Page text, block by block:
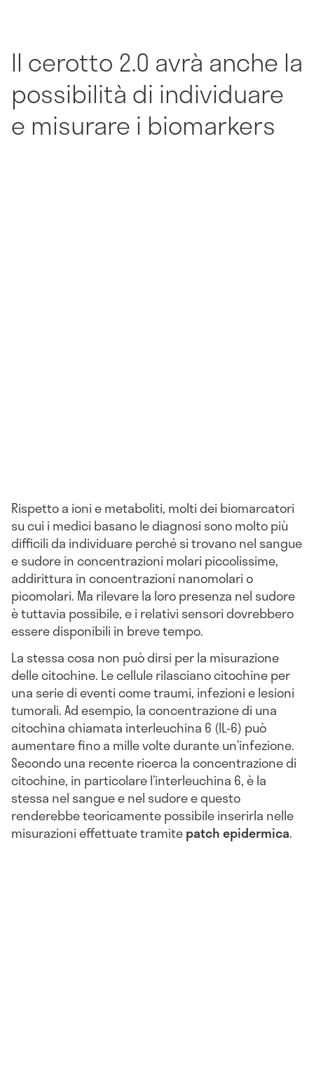
Il cerotto 2.0 avrà anche la
possibilità di individuare
e misurare i biomarkers
Rispetto a ioni e metaboliti, molti dei biomarcatori
su cui i medici basano le diagnosi sono molto più
difficili da individuare perché si trovano nel sangue
e sudore in concentrazioni molari piccolissime,
addirittura in concentrazioni nanomolari o
picomolari. Ma rilevare la loro presenza nel sudore
è tuttavia possibile, e i relativi sensori dovrebbero
essere disponibili in breve tempo.
La stessa cosa non può dirsi per la misurazione
delle citochine. Le cellule rilasciano citochine per
una serie di eventi come traumi, infezioni e lesioni
tumorali. Ad esempio, la concentrazione di una
citochina chiamata interleuchina 6 (IL-6) può
aumentare fino a mille volte durante un’infezione.
Secondo una recente ricerca la concentrazione di
citochine, in particolare l’interleuchina 6, è la
stessa nel sangue e nel sudore e questo
renderebbe teoricamente possibile inserirla nelle
misurazioni effettuate tramitepatchepidermica.